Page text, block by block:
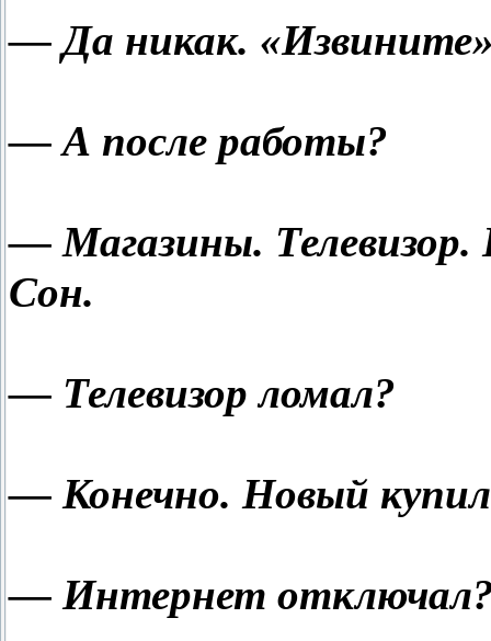
— Да никак.
— А после работы?
— Магазины.
Сон.
— Телевизор ломал?
— Конечно. Новый
— Интернет